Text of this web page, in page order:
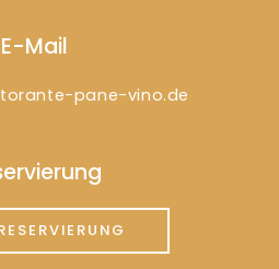
E-Mail
pane-vino.de